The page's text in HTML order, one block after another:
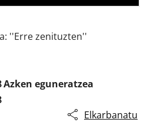
''Erre zenituzten''
Azken eguneratzea
Elkarbanatu